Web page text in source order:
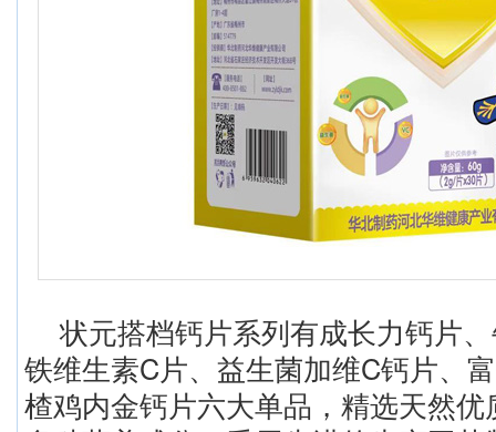
状元搭档钙片系列有成长力钙片
铁维生素C片、益生菌加维C钙片、
楂鸡内金钙片六大单品，精选天然